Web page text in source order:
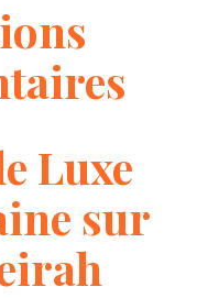
Luxe
sur